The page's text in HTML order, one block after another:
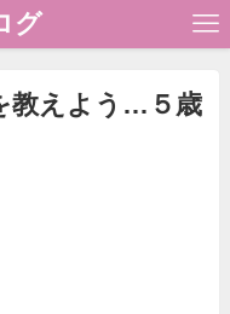
グ
教えよう…５歳